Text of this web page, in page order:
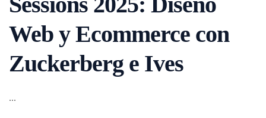
Web y Ecommerce con
Zuckerberg e Ives
...